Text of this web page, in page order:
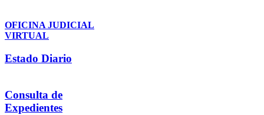
OFICINA JUDICIAL
VIRTUAL
Estado Diario
Consulta de
Expedientes